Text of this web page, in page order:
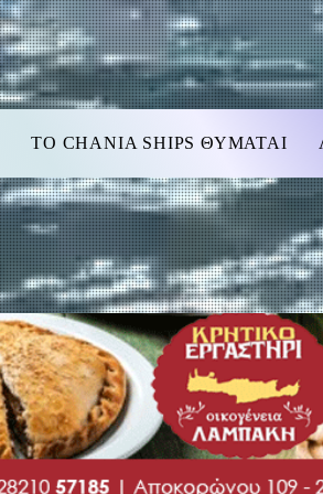
TO CHANIA SHIPS ΘΥΜΑΤΑΙ